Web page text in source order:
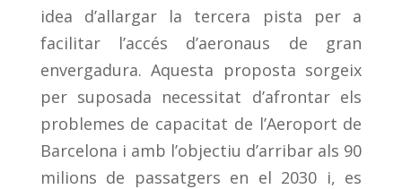
idea d’allargar la tercera pista per a
facilitar l’accés d’aeronaus de gran
envergadura. Aquesta proposta sorgeix
per suposada necessitat d’afrontar els
problemes de capacitat de l’Aeroport de
Barcelona i amb l’objectiu d’arribar als 90
milions de passatgers en el 2030 i, es